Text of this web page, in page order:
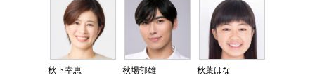
秋下幸恵 秋場郁雄 秋葉はな